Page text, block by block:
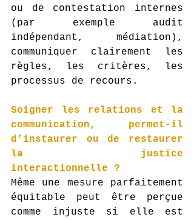
ou de contestation internes
(par exemple audit
indépendant, médiation),
communiquer clairement les
règles, les critères,
les
processus de recours.
Soigner les relations et la
communication, permet-il
d’instaurer ou de restaurer
la justice
interactionnelle ?
Même une mesure parfaitement
équitable peut être perçue
comme injuste si elle est